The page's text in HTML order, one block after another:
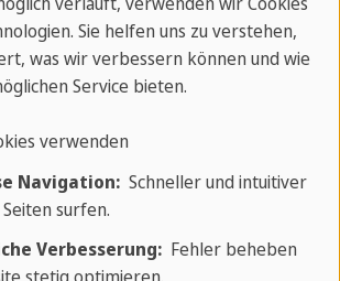
Französisch
Vergangenheit ist eine
wird, um Befehle,
Empfehlungen zu vergangenen
die zu einem
Sie helfen uns zu verstehen,
was wir verbessern können und wie
Service bieten.
verwenden
Navigation:Schneller und intuitiver
surfen.
Verbesserung:Fehler beheben